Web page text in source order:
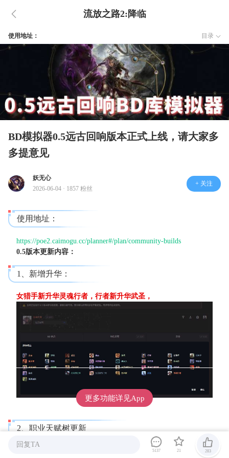
流放之路2:降临
使用地址： 目录
BD模拟器0.5远古回响版本正式上线，请大家多
多提意见
妖无心
2026-06-04 · 1857 粉丝
+ 关注
使用地址：
https://poe2.caimogu.cc/planner#/plan/community-builds
0.5版本更新内容：
1、新增升华：
女猎手新升华灵魂行者，行者新升华武圣，
2、职业天赋树更新
回复TA
5137 21 283
更多功能详见App